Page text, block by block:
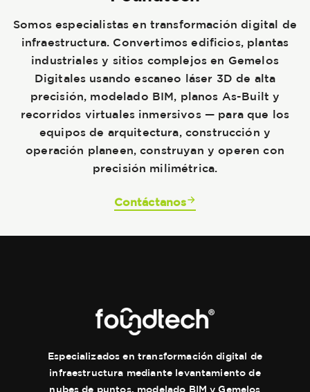
Somos especialistas en transformación digital de
infraestructura. Convertimos edificios, plantas
industriales y sitios complejos en Gemelos
Digitales usando escaneo láser 3D de alta
precisión, modelado BIM, planos As-Built y
recorridos virtuales inmersivos — para que los
equipos de arquitectura, construcción y
operación planeen, construyan y operen con
precisión milimétrica.
Contáctanos
Especializados en transformación digital de
infraestructura mediante levantamiento de
nubes de puntos, modelado BIM y Gemelos